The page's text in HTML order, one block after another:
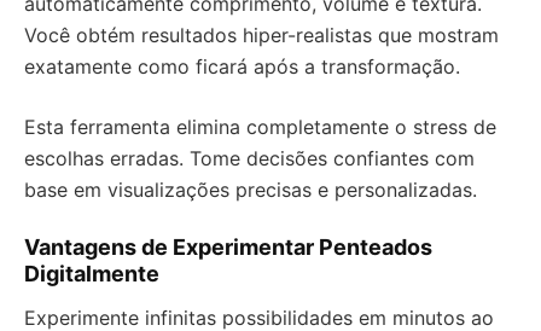
Você obtém resultados hiper-realistas que mostram
exatamente como ficará após a transformação.
Esta ferramenta elimina completamente o stress de
escolhas erradas. Tome decisões confiantes com
base em visualizações precisas e personalizadas.
Vantagens de Experimentar Penteados
Digitalmente
Experimente infinitas possibilidades em minutos ao